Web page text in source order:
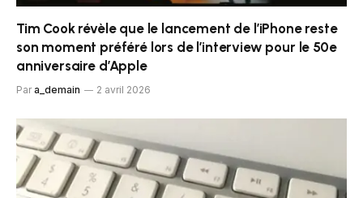
Tim Cook révèle que le lancement de l’iPhone reste
son moment préféré lors de l’interview pour le 50e
anniversaire d’Apple
Par a_demain 2 avril 2026